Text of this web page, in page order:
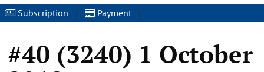
Subscription | Payment |
#40 (3240) 1 October